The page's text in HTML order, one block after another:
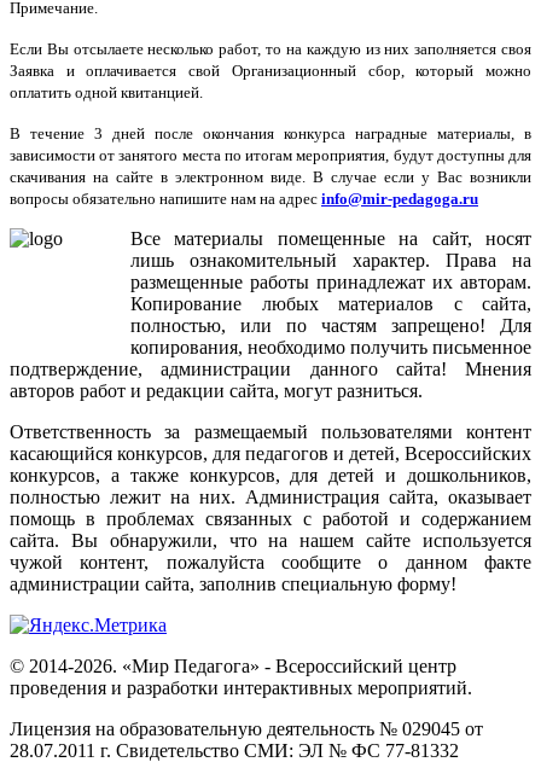
Примечание.
Если Вы отсылаете несколько работ, то на каждую из них заполняется своя
Заявка и оплачивается свой Организационный сбор, который можно
оплатить одной квитанцией.
В течение 3 дней после окончания конкурса наградные материалы, в
зависимости от занятого места по итогам мероприятия, будут доступны для
скачивания на сайте в электронном виде. В случае если у Вас возникли
вопросы обязательно напишите нам на адрес info@mir-pedagoga.ru
Все материалы помещенные на сайт,носят
лишь
ознакомительный характер. Права
на
размещенные работы принадлежат их авторам.
Копирование
любых материалов с сайта,
полностью, или по частям запрещено! Для
копирования, необходимо получить письменное
подтверждение,администрации данного сайта! Мнения
авторов работ и редакции сайта, могут разниться.
Ответственность
за размещаемый пользователями
контент
касающийся конкурсов, для педагогов и детей, Всероссийских
конкурсов, а также конкурсов, для детей и дошкольников,
полностью лежит на них. Администрация сайта, оказывает
помощь в проблемах связанных с работой и содержанием
сайта. Вы обнаружили, что на нашем сайте используется
чужой
контент, пожалуйста сообщите о данном
факте
администрации сайта, заполнив специальную форму!
© 2014-2026. «Мир Педагога» - Всероссийский центр
проведения и разработки интерактивных мероприятий.
Лицензия на образовательную деятельность № 029045 от
28.07.2011 г. Свидетельство СМИ: ЭЛ № ФС 77-81332